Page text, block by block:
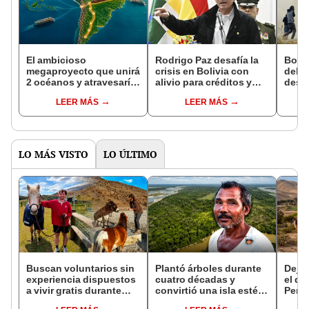
El ambicioso
megaproyecto que unirá
2 océanos y atravesaría
Latina con apoyo de
China: invertirán
LEER MÁS
Rodrigo Paz desafía la
crisis en Bolivia con
alivio para créditos y
bloqueosLEER MÁS
del
de
LO MÁS VISTO LO ÚLTIMO
Buscan voluntarios sin
experiencia dispuestos
a vivir gratis durante
Plantó árboles durante
cuatro décadas y
convirtió una isla estéril
Dejó
el